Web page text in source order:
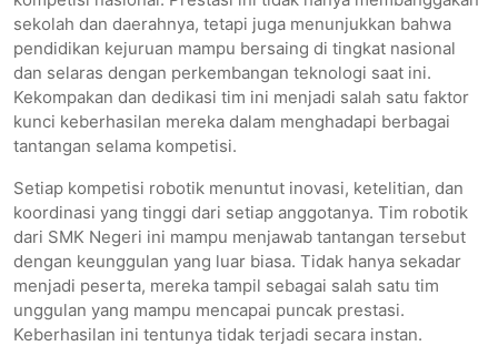
sekolah dan daerahnya, tetapi juga menunjukkan bahwa
pendidikan kejuruan mampu bersaing di tingkat nasional
dan selaras dengan perkembangan teknologi saat ini.
Kekompakan dan dedikasi tim ini menjadi salah satu faktor
kunci keberhasilan mereka dalam menghadapi berbagai
tantangan selama kompetisi.
Setiap kompetisi robotik menuntut inovasi, ketelitian, dan
koordinasi yang tinggi dari setiap anggotanya. Tim robotik
dari SMK Negeri ini mampu menjawab tantangan tersebut
dengan keunggulan yang luar biasa. Tidak hanya sekadar
menjadi peserta, mereka tampil sebagai salah satu tim
unggulan yang mampu mencapai puncak prestasi.
Keberhasilan ini tentunya tidak terjadi secara instan.